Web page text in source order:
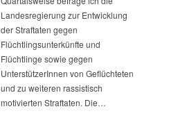
Landesregierung zur Entwicklung
der Straftaten gegen
Flüchtlingsunterkünfte und
Flüchtlinge sowie gegen
UnterstützerInnen von Geflüchteten
und zu weiteren rassistisch
motivierten Straftaten. Die…